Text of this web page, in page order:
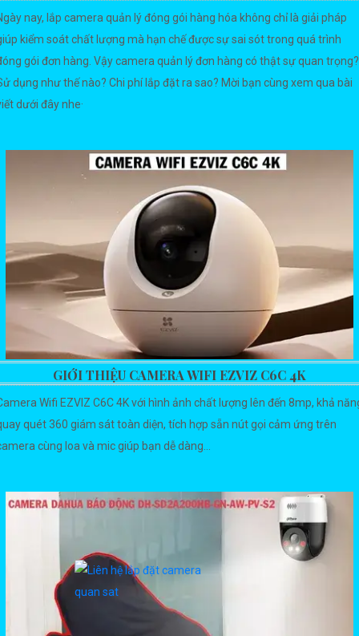
nay, lắp camera quản lý đóng gói hàng hóa không chỉ là giải pháp
kiểm soát chất lượng mà hạn chế được sự sai sót trong quá trình
gói đơn hàng. Vậy camera quản lý đơn hàng có thật sự quan trọng?
dụng như thế nào? Chi phí lắp đặt ra sao? Mời bạn cùng xem qua bài
dưới đây nhe·
GIỚI THIỆU CAMERA WIFI EZVIZ C6C 4K
Wifi EZVIZ C6C 4K với hình ảnh chất lượng lên đến 8mp, khả
quét 360 giám sát toàn diện, tích hợp sẵn nút gọi cảm ứng trên
cùng loa và mic giúp bạn dễ dàng...